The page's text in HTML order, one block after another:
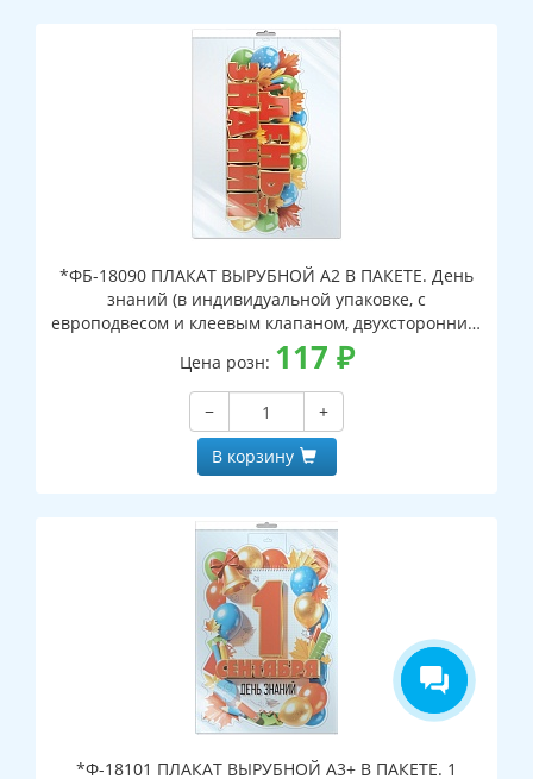
*ФБ-18090 ПЛАКАТ ВЫРУБНОЙ А2 В ПАКЕТЕ. День
знаний (в индивидуальной упаковке, с
европодвесом и клеевым клапаном, двухсторонний,
ВД-лак)
Цена розн: 117 ₽
−
+
В корзину
*Ф-18101 ПЛАКАТ ВЫРУБНОЙ А3+ В ПАКЕТЕ. 1